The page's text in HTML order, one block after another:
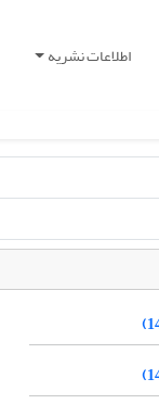
اطلاعات نشریه